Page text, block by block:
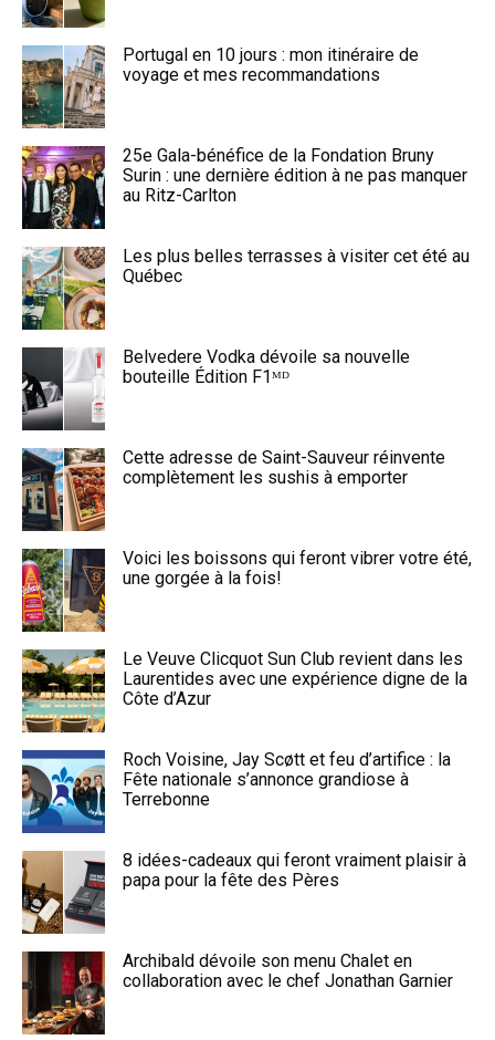
Portugal en 10 jours : mon itinéraire de
voyage et mes recommandations
25e Gala-bénéfice de la Fondation Bruny
Surin : une dernière édition à ne pas manquer
au Ritz-Carlton
Les plus belles terrasses à visiter cet été au
Québec
Belvedere Vodka dévoile sa nouvelle
bouteille Édition F1ᴹᴰ
Cette adresse de Saint-Sauveur réinvente
complètement les sushis à emporter
Voici les boissons qui feront vibrer votre été,
une gorgée à la fois!
Le Veuve Clicquot Sun Club revient dans les
Laurentides avec une expérience digne de la
Côte d’Azur
Roch Voisine, Jay Scøtt et feu d’artifice : la
Fête nationale s’annonce grandiose à
Terrebonne
8 idées-cadeaux qui feront vraiment plaisir à
papa pour la fête des Pères
Archibald dévoile son menu Chalet en
collaboration avec le chef Jonathan Garnier